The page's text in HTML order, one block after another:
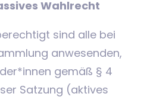
Wahlrecht
sind alle bei
anwesenden,
gemäß § 4
Satzung (aktives